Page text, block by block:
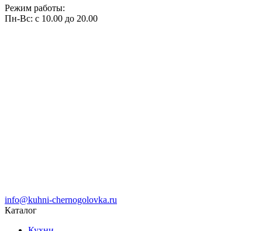
Режим работы:
Пн-Вс: с 10.00 до 20.00
info@kuhni-chernogolovka.ru
Каталог